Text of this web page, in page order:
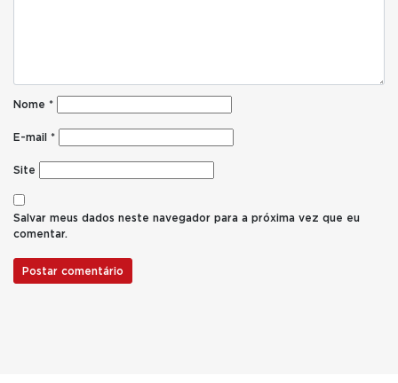
Nome *
E-mail *
Site
Salvar meus dados neste navegador para a próxima vez que eu
comentar.